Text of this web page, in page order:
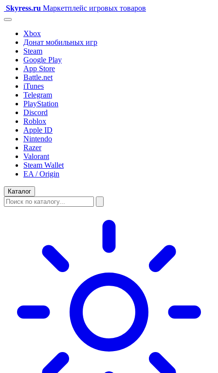
Skyress.ru Маркетплейс игровых товаров
Xbox
Донат мобильных игр
Steam
Google Play
App Store
Battle.net
iTunes
Telegram
PlayStation
Discord
Roblox
Apple ID
Nintendo
Razer
Valorant
Steam Wallet
EA / Origin
Каталог